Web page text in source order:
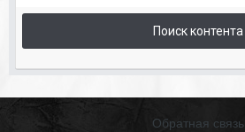
Поиск контента
Обратная связь